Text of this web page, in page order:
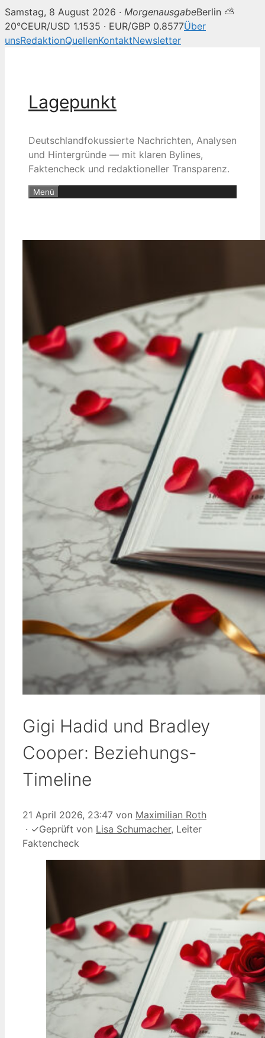
Samstag, 8 August 2026 · MorgenausgabeBerlin ⛅
20°CEUR/USD 1.1535 · EUR/GBP 0.8577Über
unsRedaktionQuellenKontaktNewsletter
Lagepunkt
Deutschlandfokussierte Nachrichten, Analysen
und Hintergründe — mit klaren Bylines,
Faktencheck und redaktioneller Transparenz.
Menü
Gigi Hadid und Bradley
Cooper: Beziehungs-
Timeline
21 April 2026, 23:47 von Maximilian Roth
· ✓Geprüft von Lisa Schumacher, Leiter
Faktencheck